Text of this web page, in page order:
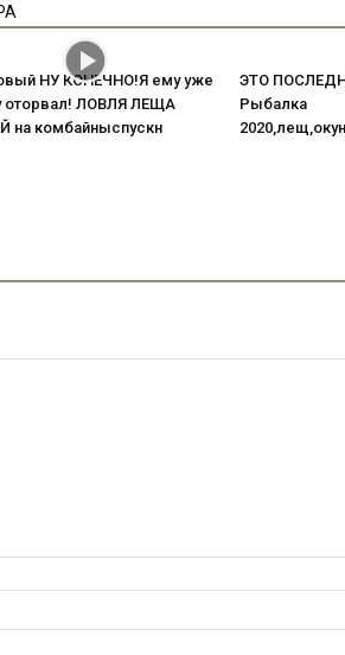
НУ КОНЕЧНО!Я ему уже
оторвал! ЛОВЛЯ ЛЕЩА
на комбайныспускн
ЭТО
Рыбалка